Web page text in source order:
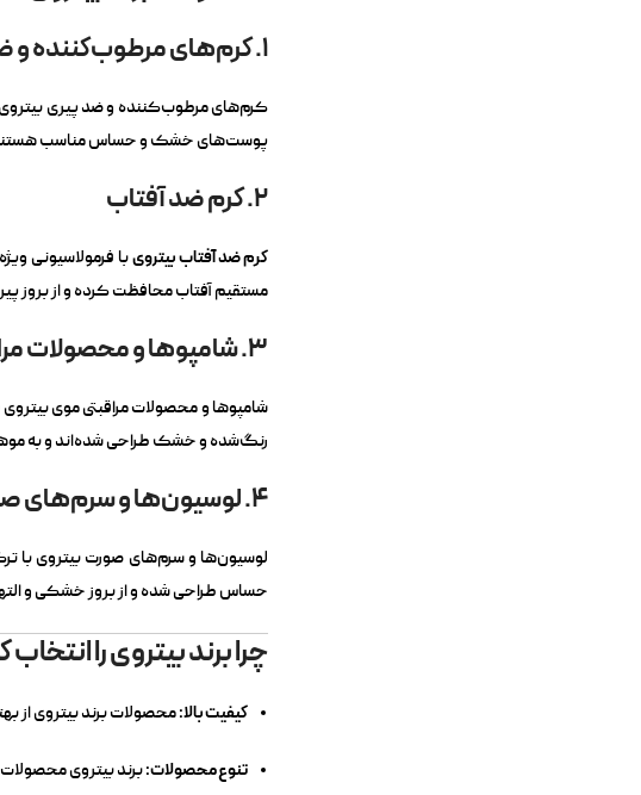
1. کرم‌های مرطوب‌کننده و ضد چین و چروک
کرم‌های مرطوب‌کننده و ضد پیری بیتروی
پوست‌های خشک و حساس مناسب هستند
2. کرم ضد آفتاب
کرم ضد آفتاب بیتروی
مستقیم آفتاب محافظت کرده و از بروز
3. شامپوها و محصولات مراقبتی مو
شامپوها و محصولات مراقبتی موی
رنگ‌شده و خشک طراحی شده‌اند و به
4. لوسیون‌ها و سرم‌های صورت
لوسیون‌ها و سرم‌های صورت بیتروی با
حساس طراحی شده و از بروز خشکی و
چرا برند بیتروی را
کیفیت بالا:محصولات برند بیتروی از
تنوع محصولات:برند بیتروی